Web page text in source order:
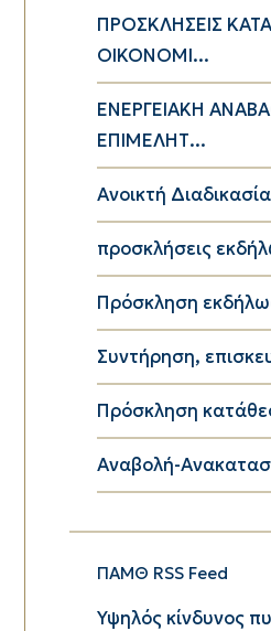
ΠΡΟΣΚΛΗΣΕΙΣ
ΟΙΚΟΝΟΜΙ...
ΕΝΕΡΓΕΙΑΚΗ
ΕΠΙΜΕΛΗΤ...
Ανοικτή
προσκλήσεις
Πρόσκληση
Συντήρηση,
Πρόσκληση
Αναβολή-
ΠΑΜΘ RSS Feed
Υψηλός κίνδυνος